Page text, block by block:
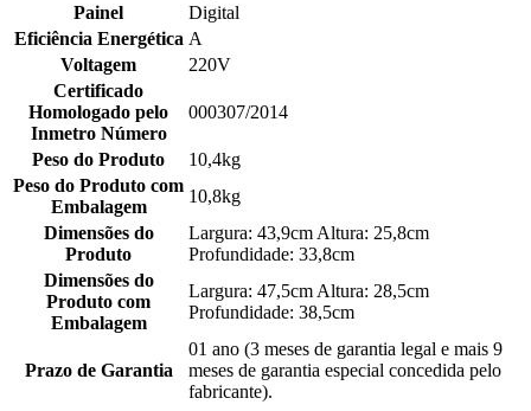
Painel
Digital
Eficiência Energética A
Voltagem
220V
Certificado
Homologado pelo
Inmetro Número
000307/2014
Peso do Produto
10,4kg
Peso do Produto com
Embalagem
10,8kg
Dimensões do
Produto
Largura: 43,9cm Altura: 25,8cm
Profundidade: 33,8cm
Dimensões do
Produto com
Embalagem
Largura: 47,5cm Altura: 28,5cm
Profundidade: 38,5cm
Prazo de Garantia
01 ano (3 meses de garantia legal e mais 9
meses de garantia especial concedida pelo
fabricante).